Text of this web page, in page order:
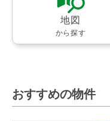
地図
から探す
おすすめの物件